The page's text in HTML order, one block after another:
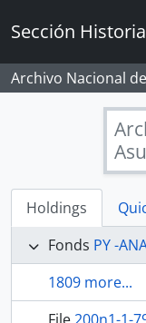
Sección Historia
Archivo Nacional
Holdings
Fonds PY -
1809 more...